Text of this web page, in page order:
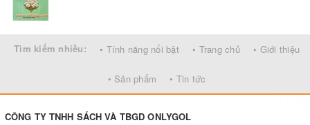
Tìm kiếm nhiều: • Tính năng nổi bật • Trang chủ • Giới thiệu
• Sản phẩm • Tin tức
CÔNG TY TNHH SÁCH VÀ TBGD ONLYGOL